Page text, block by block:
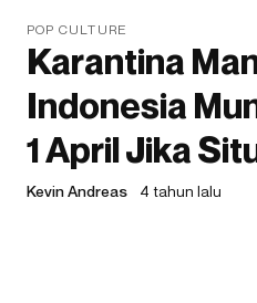
POP CULTURE
Karantina
Indonesia
1 April Jika
Kevin Andreas 4 tahun lalu